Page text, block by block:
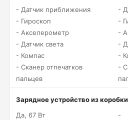
- Датчик приближения
- Гироскоп
- Акселерометр
- Датчик света
- Компас
- Сканер отпечатков
пальцев
-
-
-
-
-
-
Зарядное устройство из коробки
Да, 67 Вт
-